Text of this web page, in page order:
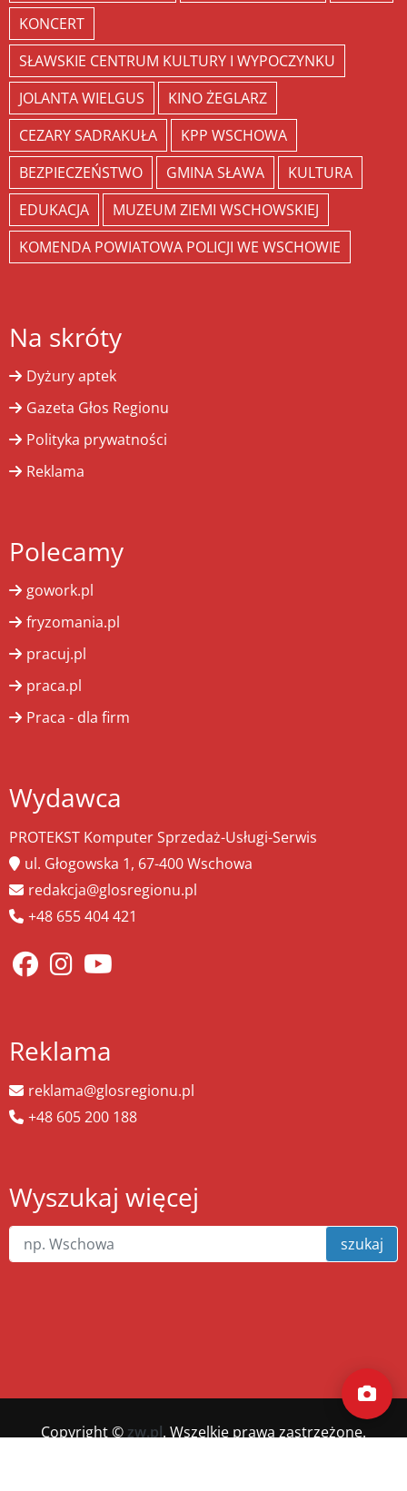
KONCERT
SŁAWSKIE CENTRUM KULTURY I WYPOCZYNKU
JOLANTA WIELGUS
KINO ŻEGLARZ
CEZARY SADRAKUŁA
KPP WSCHOWA
BEZPIECZEŃSTWO
GMINA SŁAWA
KULTURA
EDUKACJA
MUZEUM ZIEMI WSCHOWSKIEJ
KOMENDA POWIATOWA POLICJI WE WSCHOWIE
Na skróty
Dyżury aptek
Gazeta Głos Regionu
Polityka prywatności
Reklama
Polecamy
gowork.pl
fryzomania.pl
pracuj.pl
praca.pl
Praca - dla firm
Wydawca
PROTEKST Komputer Sprzedaż-Usługi-Serwis
ul. Głogowska 1, 67-400 Wschowa
redakcja@glosregionu.pl
+48 655 404 421
Reklama
reklama@glosregionu.pl
+48 605 200 188
Wyszukaj więcej
szukaj
Copyright © zw.pl. Wszelkie prawa zastrzeżone.